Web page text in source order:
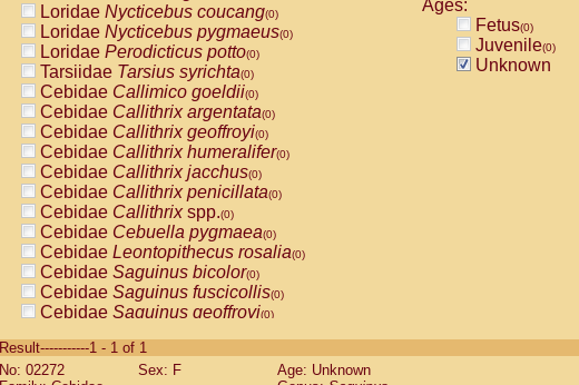
Loridae Nycticebus coucang(0)
Loridae Nycticebus pygmaeus(0)
Loridae Perodicticus potto(0)
Tarsiidae Tarsius syrichta(0)
Cebidae Callimico goeldii(0)
Cebidae Callithrix argentata(0)
Cebidae Callithrix geoffroyi(0)
Cebidae Callithrix humeralifer(0)
Cebidae Callithrix jacchus(0)
Cebidae Callithrix penicillata(0)
Cebidae Callithrixspp.(0)
Cebidae Cebuella pygmaea(0)
Cebidae Leontopithecus rosalia(0)
Cebidae Saguinus bicolor(0)
Cebidae Saguinus fuscicollis(0)
Cebidae Saguinus geoffroyi(0)
CebidaeSaguinus labiatus(0)
Cebidae Saguinus leucopus (0)
Ages:
Fetus(0)
Juvenile(0)
Unknown
Result-----------1 - 1 of 1
No: 02272
Sex: F
Age: Unknown